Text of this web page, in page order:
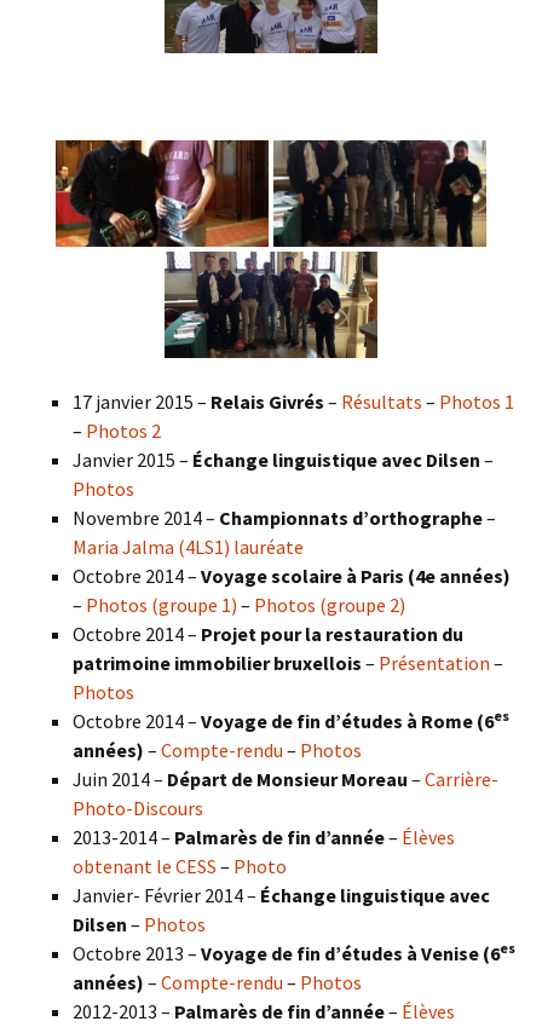
17 janvier 2015 – Relais Givrés – Résultats – Photos 1
– Photos 2
Janvier 2015 – Échange linguistique avec Dilsen –
Photos
Novembre 2014 – Championnats d’orthographe–
Maria Jalma (4LS1) lauréate
Octobre 2014 – Voyage scolaire à Paris (4e années)
– Photos (groupe 1) – Photos (groupe 2)
Octobre 2014 – Projet pour la restauration du
patrimoine immobilier bruxellois – Présentation –
Photos
Octobre 2014 – Voyage de fin d’études à Rome (6es
années) – Compte-rendu – Photos
Juin 2014 – Départ de Monsieur Moreau – Carrière-
Photo-Discours
2013-2014 – Palmarès de fin d’année– Élèves
obtenant le CESS – Photo
Janvier- Février 2014 – Échange linguistique avec
Dilsen – Photos
Octobre 2013 – Voyage de fin d’études à Venise (6es
années) – Compte-rendu – Photos
2012-2013 – Palmarès de fin d’année– Élèves